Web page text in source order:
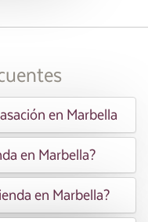
en Marbella
en Marbella?
en Marbella?